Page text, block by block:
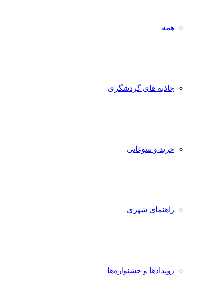
همه
جاذبه‌ های گردشگری
خرید و سوغاتی
راهنمای شهری
رویدادها و جشنواره‌ها